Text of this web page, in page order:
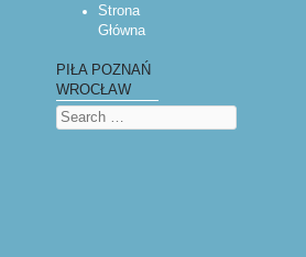
Strona
Główna
PIŁA POZNAŃ
WROCŁAW
Search